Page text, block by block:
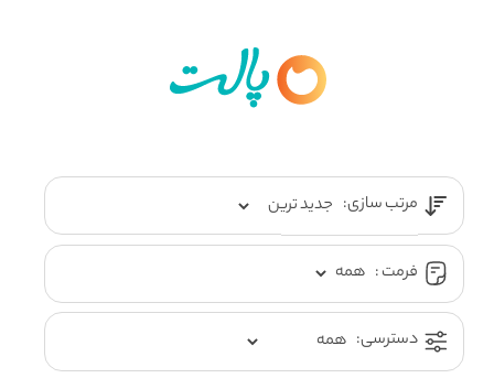
مرتب سازی:
فرمت :
دسترسی: